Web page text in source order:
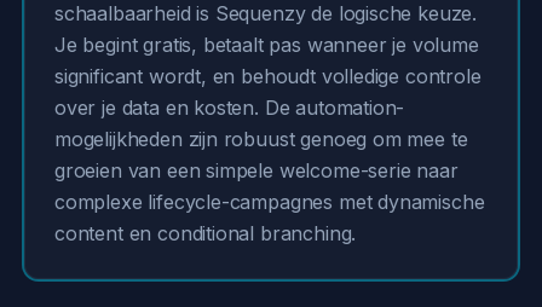
schaalbaarheid is Sequenzy de logische keuze.
Je begint gratis, betaalt pas wanneer je volume
significant wordt, en behoudt volledige controle
over je data en kosten. De automation-
mogelijkheden zijn robuust genoeg om mee te
groeien van een simpele welcome-serie naar
complexe lifecycle-campagnes met dynamische
content en conditional branching.